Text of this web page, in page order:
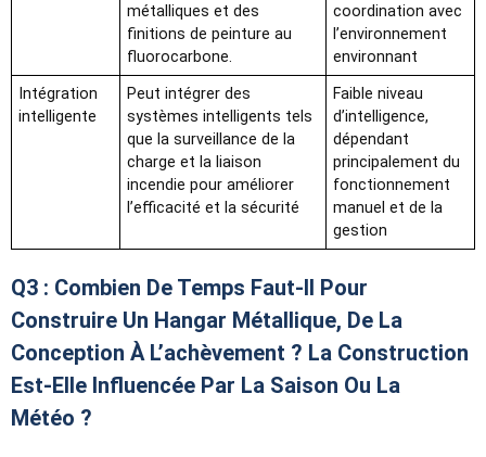
métalliques et des
finitions de peinture au
fluorocarbone.
coordination avec
l’environnement
environnant
Intégration
intelligente
Peut intégrer des
systèmes intelligents tels
que la surveillance de la
charge et la liaison
incendie pour améliorer
l’efficacité et la sécurité
Faible niveau
d’intelligence,
dépendant
principalement du
fonctionnement
manuel et de la
gestion
Q3 : Combien De Temps Faut-Il Pour
Construire Un Hangar Métallique, De La
Conception À L’achèvement ? La Construction
Est-Elle Influencée Par La Saison Ou La
Météo ?